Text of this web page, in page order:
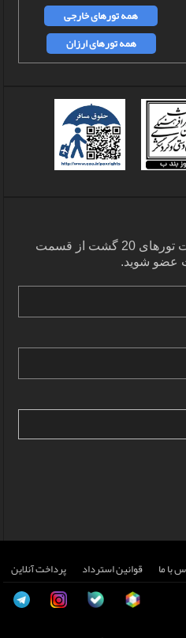
همه تورهای خارجی
همه تورهای ارزان
جهت اطلاع از آفرها و تخفیفات تورهای 20 گشت از قسمت
عضو شوید.
با ما قوانین استرداد پرداخت آنلاین